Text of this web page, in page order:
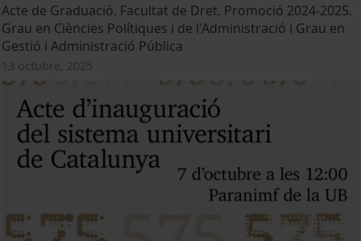
Acte de Graduació. Facultat de Dret. Promoció 2024-2025.
Grau en Ciències Polítiques i de l'Administració i Grau en
Gestió i Administració Pública
13 octubre, 2025